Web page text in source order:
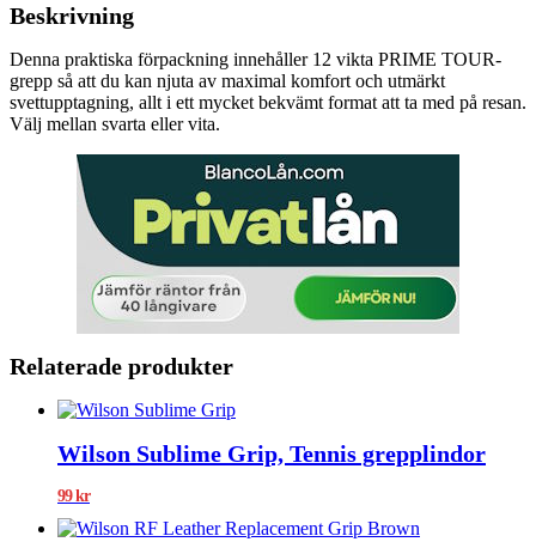
Beskrivning
Denna praktiska förpackning innehåller 12 vikta PRIME TOUR-
grepp så att du kan njuta av maximal komfort och utmärkt
svettupptagning, allt i ett mycket bekvämt format att ta med på resan.
Välj mellan svarta eller vita.
Relaterade produkter
Wilson Sublime Grip, Tennis grepplindor
99kr